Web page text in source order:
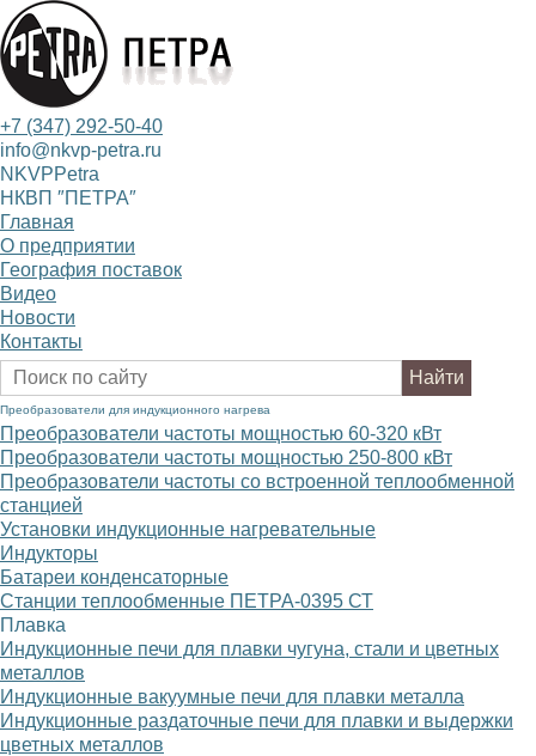
+7 (347) 292-50-40
info@nkvp-petra.ru
NKVPPetra
НКВП ″ПЕТРА″
Главная
О предприятии
География поставок
Видео
Новости
Контакты
Преобразователи для индукционного нагрева
Преобразователи частоты мощностью 60-320 кВт
Преобразователи частоты мощностью 250-800 кВт
Преобразователи частоты со встроенной теплообменной
станцией
Установки индукционные нагревательные
Индукторы
Батареи конденсаторные
Станции теплообменные ПЕТРА-0395 СТ
Плавка
Индукционные печи для плавки чугуна, стали и цветных
металлов
Индукционные вакуумные печи для плавки металла
Индукционные раздаточные печи для плавки и выдержки
цветных металлов